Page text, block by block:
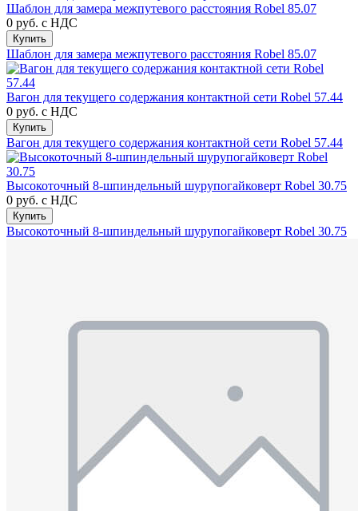
Шаблон для замера межпутевого расстояния Robel 85.07
0 руб. с НДС
Купить
Шаблон для замера межпутевого расстояния Robel 85.07
Вагон для текущего содержания контактной сети Robel 57.44
0 руб. с НДС
Купить
Вагон для текущего содержания контактной сети Robel 57.44
Высокоточный 8-шпиндельный шурупогайковерт Robel 30.75
0 руб. с НДС
Купить
Высокоточный 8-шпиндельный шурупогайковерт Robel 30.75